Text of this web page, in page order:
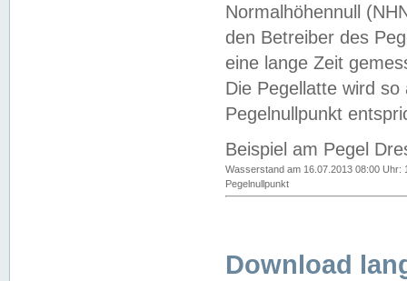
Normalhöhennull
den Betreiber des
eine lange Zeit
Die Pegellatte wird
Pegelnullpunkt
Beispiel am Pegel
Wasserstand am 16.07.2013 08:00 Uhr:
Pegelnullpunkt
Download